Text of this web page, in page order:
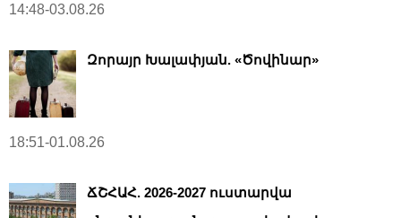
14:48-03.08.26
Զորայր Խալափյան. «Ծովինար»
18:51-01.08.26
ՃՇՀԱՀ. 2026-2027 ուստարվա